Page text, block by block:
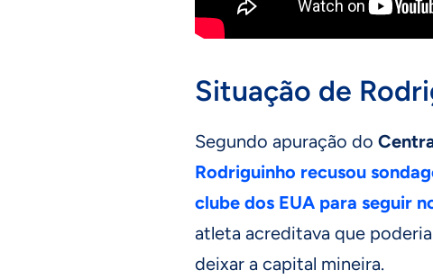
Situação de
Segundo apuração do
Rodriguinho recusou
clube dos EUA para seguir
atleta acreditava que
deixar a capital mineira.